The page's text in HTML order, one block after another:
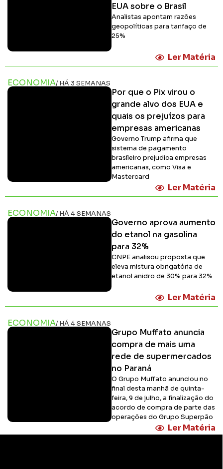
EUA sobre o Brasil
Analistas apontam razões
geopolíticas para tarifaço de
25%
Ler Matéria
ECONOMIA/ HÁ 3 SEMANAS
Por que o Pix virou o
grande alvo dos EUA e
quais os prejuízos para
empresas americanas
Governo Trump afirma que
sistema de pagamento
brasileiro prejudica empresas
americanas, como Visa e
Mastercard
Ler Matéria
ECONOMIA/ HÁ 4 SEMANAS
Governo aprova aumento
do etanol na gasolina
para 32%
CNPE analisou proposta que
eleva mistura obrigatória de
etanol anidro de 30% para 32%
Ler Matéria
ECONOMIA/ HÁ 4 SEMANAS
Grupo Muffato anuncia
compra de mais uma
rede de supermercados
no Paraná
O Grupo Muffato anunciou no
final desta manhã de quinta-
feira, 9 de julho, a finalização do
acordo de compra de parte das
operações do Grupo Superpão
Ler Matéria